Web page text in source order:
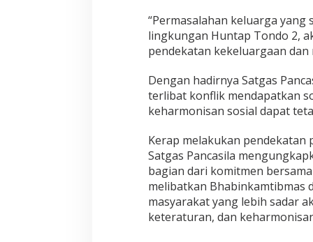
“Permasalahan keluarga
lingkungan Huntap Tondo 2,
pendekatan kekeluargaan dan
Dengan hadirnya Satgas
terlibat konflik mendapatkan
keharmonisan sosial dapat
Kerap melakukan pendekatan
Satgas Pancasila
bagian dari komitmen
melibatkan Bhabinkamtibmas
masyarakat yang lebih sadar
keteraturan, dan